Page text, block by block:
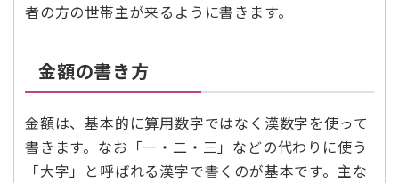
者の方の世帯主が来るように書きます。
金額の書き方
金額は、基本的に算用数字ではなく漢数字を使って
書きます。なお「一・二・三」などの代わりに使う
「大字」と呼ばれる漢字で書くのが基本です。主な